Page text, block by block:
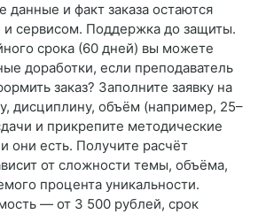
и факт заказа остаются
сервисом. Поддержка до защиты.
срока (60 дней) вы можете
доработки, если преподаватель
заказ? Заполните заявку на
дисциплину, объём (например, 25–
и прикрепите методические
они есть. Получите расчёт
от сложности темы, объёма,
процента уникальности.
— от 3 500 рублей, срок